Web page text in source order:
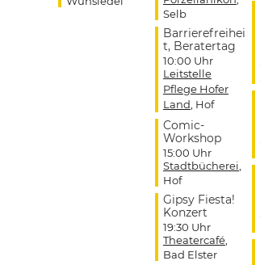
Selb
Barrierefreihei
t, Beratertag
10:00 Uhr
Leitstelle
Pflege Hofer
Land , Hof
Comic-
Workshop
15:00 Uhr
Stadtbücherei
Hof
Gipsy Fiesta!
Konzert
19:30 Uhr
Theatercafé,
Bad Elster